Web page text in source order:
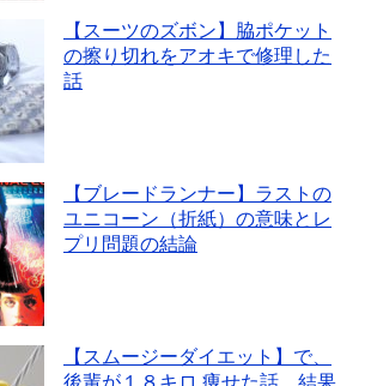
【スーツのズボン】脇ポケット
の擦り切れをアオキで修理した
話
【ブレードランナー】ラストの
ユニコーン（折紙）の意味とレ
プリ問題の結論
【スムージーダイエット】で、